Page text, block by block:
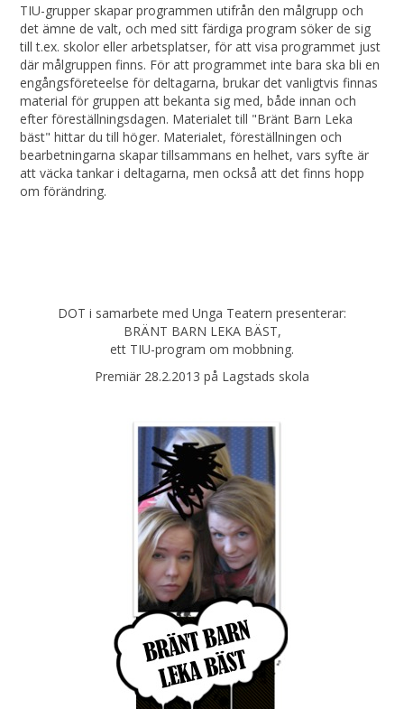
TIU-grupper skapar programmen utifrån den målgrupp och
det ämne de valt, och med sitt färdiga program söker de sig
till t.ex. skolor eller arbetsplatser, för att visa programmet just
där målgruppen finns. För att programmet inte bara ska bli en
engångsföreteelse för deltagarna, brukar det vanligtvis finnas
material för gruppen att bekanta sig med, både innan och
efter föreställningsdagen. Materialet till "Bränt Barn Leka
bäst" hittar du till höger. Materialet, föreställningen och
bearbetningarna skapar tillsammans en helhet, vars syfte är
att väcka tankar i deltagarna, men också att det finns hopp
om förändring.
DOT i samarbete med Unga Teatern presenterar:
BRÄNT BARN LEKA BÄST,
ett TIU-program om mobbning.
Premiär 28.2.2013 på Lagstads skola